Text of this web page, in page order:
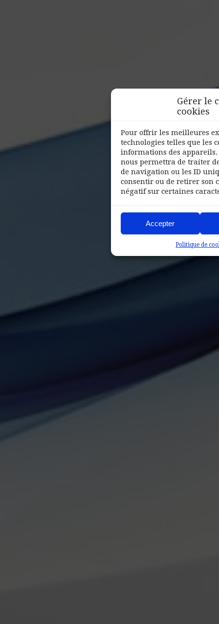
Gérer le
cookies
Pour offrir les meilleures
technologies telles que les
informations des appareils.
nous permettra de traiter
de navigation ou les ID
consentir ou de retirer son
négatif sur certaines
Accepter
Politique de